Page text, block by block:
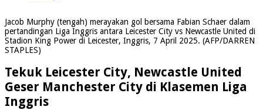
Jacob Murphy (tengah) merayakan gol bersama Fabian Schaer dalam
pertandingan Liga Inggris antara Leicester City vs Newcastle United di
Stadion King Power di Leicester, Inggris, 7 April 2025. (AFP/DARREN
STAPLES)
Tekuk Leicester City, Newcastle United
Geser Manchester City di Klasemen Liga
Inggris